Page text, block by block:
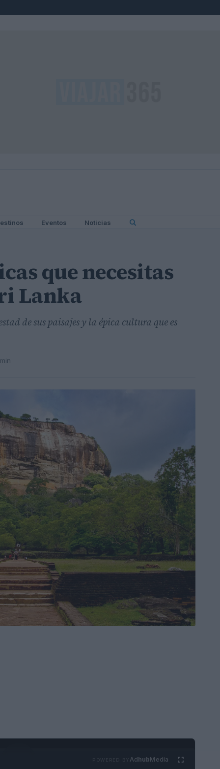
Eventos Noticias
que necesitas
Lanka
de sus paisajes y la épica cultura que es
POWERED BY AdhubMedia